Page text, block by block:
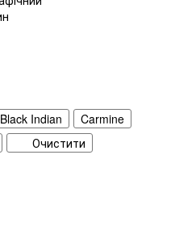
Black Indian
Carmine
Очистити